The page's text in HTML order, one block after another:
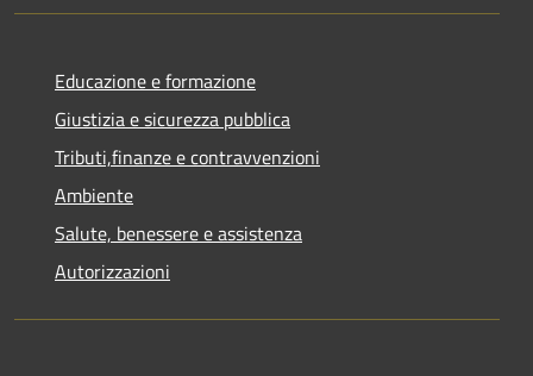
Educazione e formazione
Giustizia e sicurezza pubblica
Tributi,finanze e contravvenzioni
Ambiente
Salute, benessere e assistenza
Autorizzazioni